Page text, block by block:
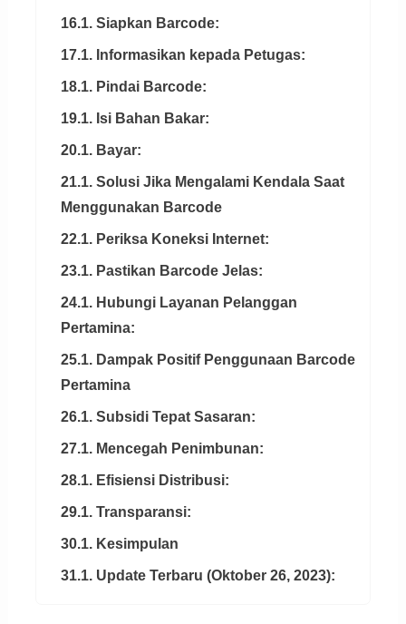
16.1. Siapkan Barcode:
17.1. Informasikan kepada Petugas:
18.1. Pindai Barcode:
19.1. Isi Bahan Bakar:
20.1. Bayar:
21.1. Solusi Jika Mengalami Kendala Saat
Menggunakan Barcode
22.1. Periksa Koneksi Internet:
23.1. Pastikan Barcode Jelas:
24.1. Hubungi Layanan Pelanggan
Pertamina:
25.1. Dampak Positif Penggunaan Barcode
Pertamina
26.1. Subsidi Tepat Sasaran:
27.1. Mencegah Penimbunan:
28.1. Efisiensi Distribusi:
29.1. Transparansi:
30.1. Kesimpulan
31.1. Update Terbaru (Oktober 26, 2023):